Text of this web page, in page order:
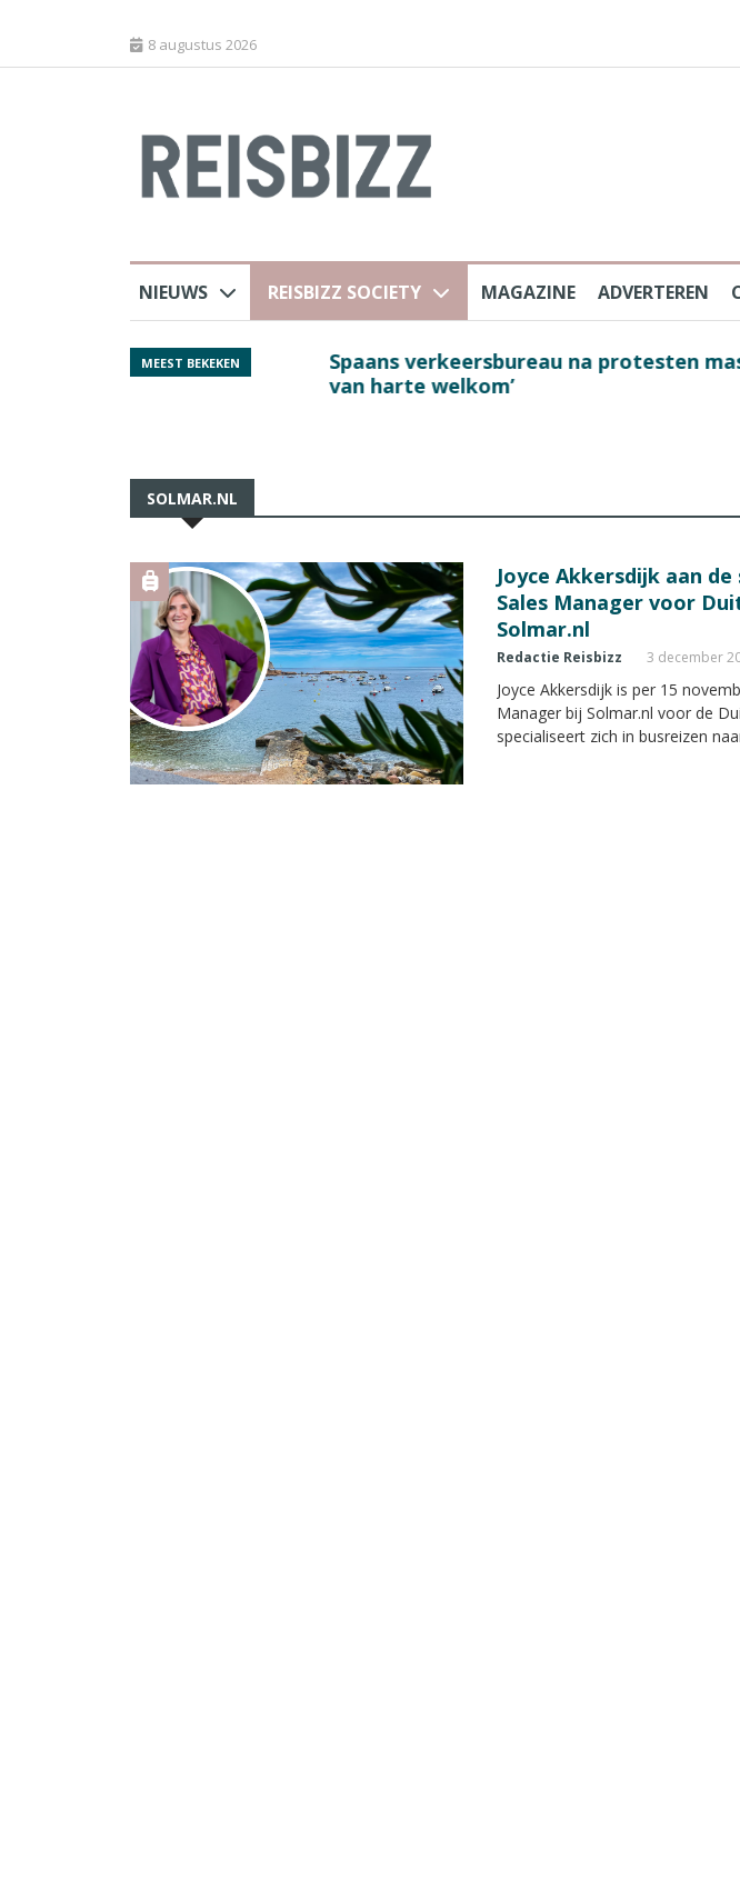
8 augustus 2026
NIEUWS REISBIZZ SOCIETY MAGAZINE ADVERTEREN
MEEST BEKEKEN
Spaans verkeersbureau na protesten
van harte welkom’
SOLMAR.NL
Joyce Akkersdijk aan
Sales Manager voor
Solmar.nl
Redactie Reisbizz 3 december
Joyce Akkersdijk is per 15
Manager bij Solmar.nl voor de
specialiseert zich in busreizen